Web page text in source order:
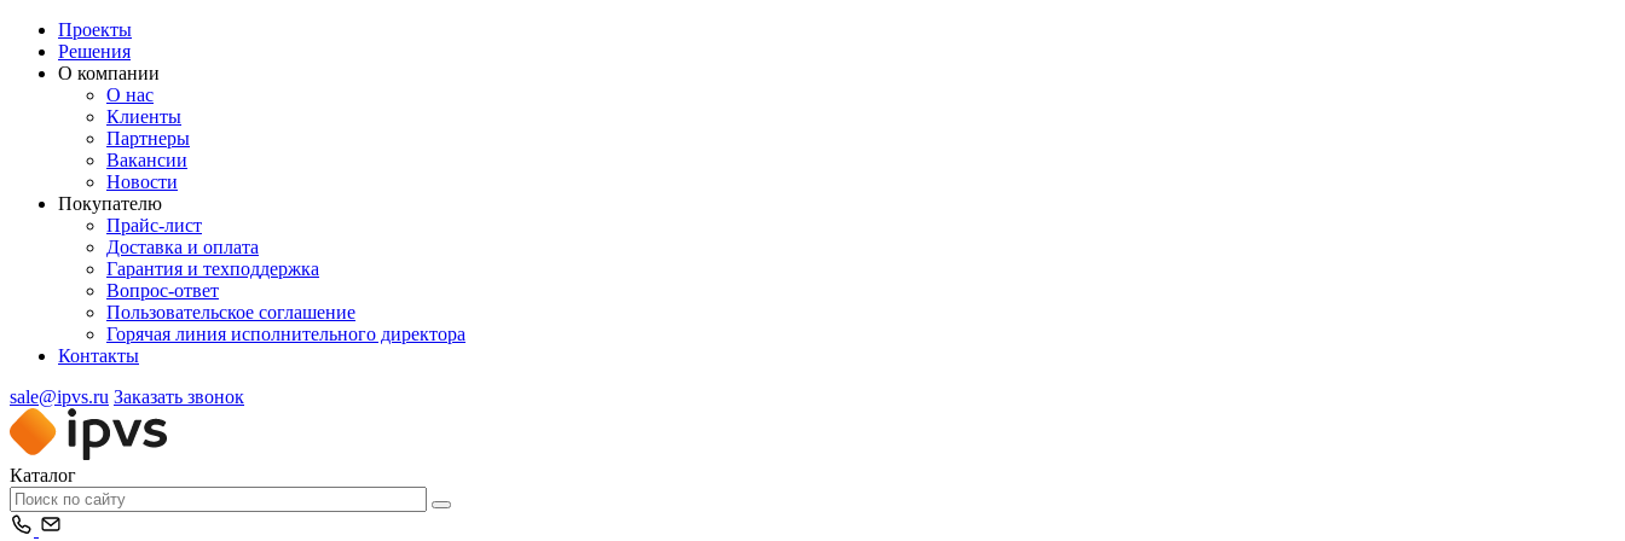
Проекты
Решения
О компании
О нас
Клиенты
Партнеры
Вакансии
Новости
Покупателю
Прайс-лист
Доставка и оплата
Гарантия и техподдержка
Вопрос-ответ
Пользовательское соглашение
Горячая линия исполнительного директора
Контакты
sale@ipvs.ru Заказать звонок
Каталог